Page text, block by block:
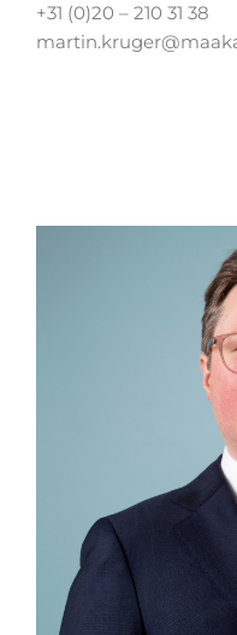
+31 (0)20 – 210 31 38